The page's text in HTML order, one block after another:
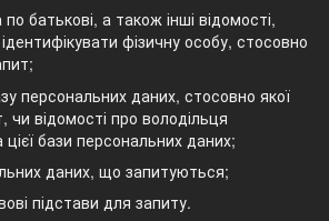
батькові, а також інші відомості,
фізичну особу, стосовно
персональних даних, стосовно якої
чи відомості про володільця
бази персональних даних;
даних, що запитуються;
підстави для запиту.